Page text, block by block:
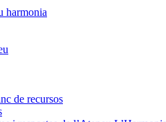
de recursos